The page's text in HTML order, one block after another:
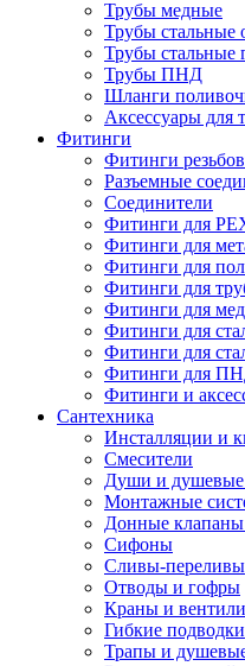
Трубы медные
Трубы стальные
Трубы стальные
Трубы ПНД
Шланги
Аксессуары для
Фитинги
Фитинги
Разъемные
Соединители
Фитинги для
Фитинги для
Фитинги для
Фитинги для
Фитинги для
Фитинги для
Фитинги для
Фитинги для
Фитинги и
Сантехника
Инсталляции и
Смесители
Души и душевые
Монтажные
Донные
Сифоны
Сливы-переливы
Отводы и гофры
Краны и
Гибкие подводки
Трапы и